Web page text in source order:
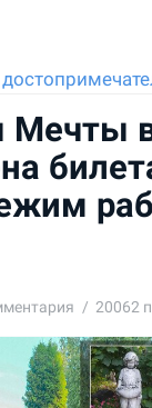
Мечты
20062